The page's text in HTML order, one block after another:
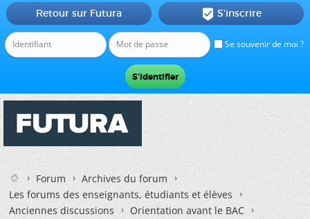
Se souvenir de moi ?
Retour sur Futura  S'inscrire
Forum
Archives du forum
Les forums des enseignants, étudiants et élèves
Anciennes discussions
Orientation avant le BAC